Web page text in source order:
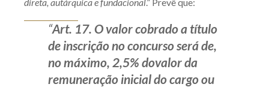
“Art. 17. O valor cobrado a título
de inscrição no concurso será de,
no máximo, 2,5% dovalor da
remuneração inicial do cargo ou